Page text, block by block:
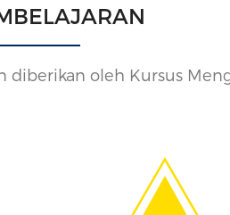
diberikan oleh Kursus